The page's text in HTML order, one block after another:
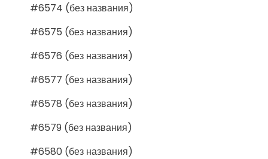
#6574 (без названия)
#6575 (без названия)
#6576 (без названия)
#6577 (без названия)
#6578 (без названия)
#6579 (без названия)
#6580 (без названия)